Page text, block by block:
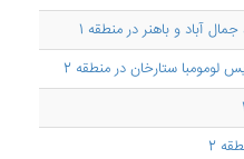
آباد و باهنر در منطقه 1
لومومبا ستارخان در منطقه 2
2